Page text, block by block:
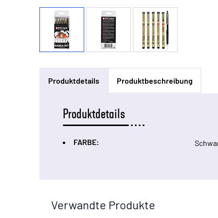
Produktdetails Produktbeschreibung
Produktdetails
FARBE:
Verwandte Produkte